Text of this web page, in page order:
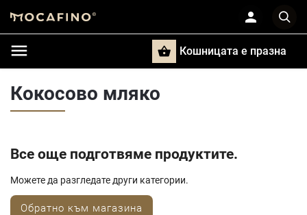
Кошницата e празна
Кокосово мляко
Все още подготвяме продуктите.
Можете да разгледате други категории.
Обратно към магазина